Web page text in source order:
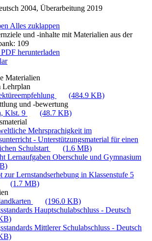
2004, Überarbeitung 2019
Alles zuklappen
und -inhalte mit Materialien aus der
109
herunterladen
Materialien
Lehrplan
(484.9 KB)
und -bewertung
Klst. 9
(48.7 KB)
Mehrsprachigkeit im
- Unterstützungsmaterial für einen
Schulstart
(1.6 MB)
Lernaufgaben Oberschule und Gymnasium
zur Lernstandserhebung in Klassenstufe 5
(1.7 MB)
(196.0 KB)
Hauptschulabschluss - Deutsch
Mittlerer Schulabschluss - Deutsch